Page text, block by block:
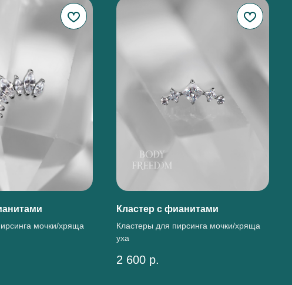
мочки/хряща
Кластер с фианитами
Кластеры для пирсинга мочки/хряща
уха
2 600 р.